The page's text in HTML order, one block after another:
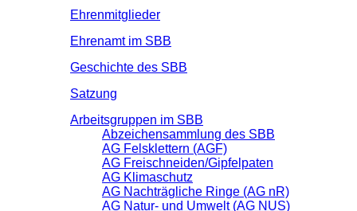
Ehrenmitglieder
Ehrenamt im SBB
Geschichte des SBB
Satzung
Arbeitsgruppen im SBB
Abzeichensammlung des SBB
AG Felsklettern (AGF)
AG Freischneiden/Gipfelpaten
AG Klimaschutz
AG Nachträgliche Ringe (AG nR)
AG Natur- und Umwelt (AG NUS)